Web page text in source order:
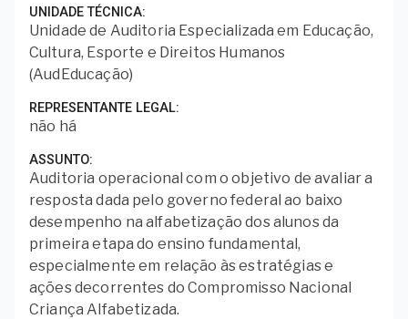
UNIDADE TÉCNICA
Unidade de Auditoria Especializada em Educação,
Cultura, Esporte e Direitos Humanos
(AudEducação)
REPRESENTANTE LEGAL
não há
ASSUNTO
Auditoria operacional com o objetivo de avaliar a
resposta dada pelo governo federal ao baixo
desempenho na alfabetização dos alunos da
primeira etapa do ensino fundamental,
especialmente em relação às estratégias e
ações decorrentes do Compromisso Nacional
Criança Alfabetizada.